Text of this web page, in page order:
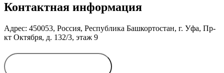
Контактная информация
Адрес: 450053, Россия, Республика Башкортостан, г. Уфа, Пр-
кт Октября, д. 132/3, этаж 9